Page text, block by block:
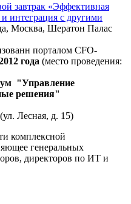
завтрак «Эффективная
интеграция с другими
Москва, Шератон Палас
порталом CFO-
года (место проведения:
"Управление
решения"
Лесная, д. 15)
комплексной
генеральных
директоров по ИТ и